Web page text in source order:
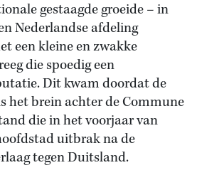
gestaagde groeide – in
Nederlandse afdeling
een kleine en zwakke
die spoedig een
Dit kwam doordat de
het brein achter de Commune
die in het voorjaar van
uitbrak na de
tegen Duitsland.